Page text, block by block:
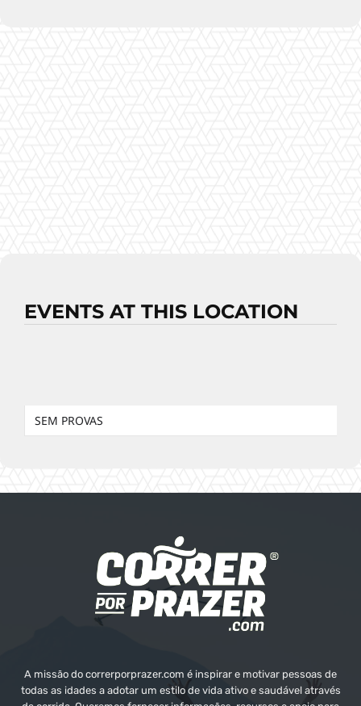
EVENTS AT THIS LOCATION
SEM PROVAS
A missão do correrporprazer.com é inspirar e motivar pessoas de
todas as idades a adotar um estilo de vida ativo e saudável através